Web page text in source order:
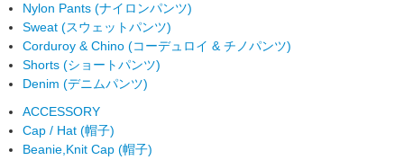
Nylon Pants (ナイロンパンツ)
Sweat (スウェットパンツ)
Corduroy & Chino (コーデュロイ & チノパンツ)
Shorts (ショートパンツ)
Denim (デニムパンツ)
ACCESSORY
Cap / Hat (帽子)
Beanie,Knit Cap (帽子)